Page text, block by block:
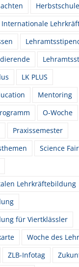
Herbstschule
Internationale
LK PLUS
Mentoring
O-Woche
Praxissemester
Science Fair
Lehrkräftebildung
für Viertklässler
Woche des
ZLB-Infotag